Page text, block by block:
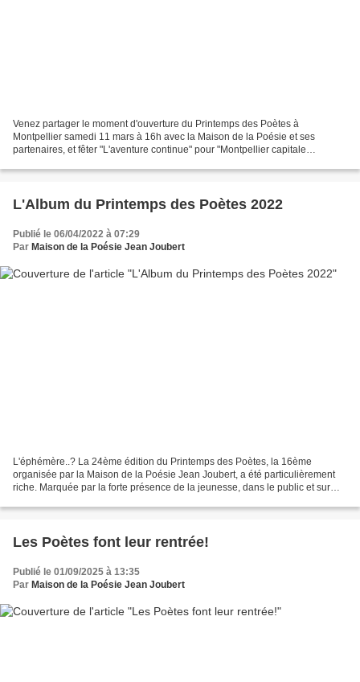
Venez partager le moment d'ouverture du Printemps des Poètes à
Montpellier samedi 11 mars à 16h avec la Maison de la Poésie et ses
partenaires, et fêter "L'aventure continue" pour "Montpellier capitale
L'Album du Printemps des Poètes 2022
Publié le 06/04/2022 à 07:29
Par Maison de la Poésie Jean Joubert
L'éphémère..? La 24ème édition du Printemps des Poètes, la 16ème
organisée par la Maison de la Poésie Jean Joubert, a été particulièrement
riche. Marquée par la forte présence de la jeunesse, dans le public et sur
Les Poètes font leur rentrée!
Publié le 01/09/2025 à 13:35
Par Maison de la Poésie Jean Joubert